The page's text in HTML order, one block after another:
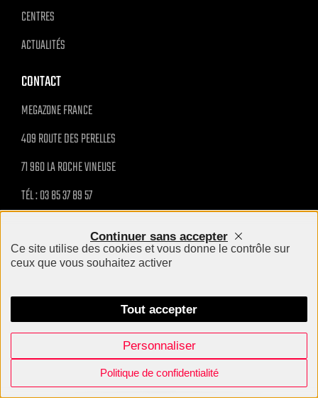
CENTRES
ACTUALITÉS
CONTACT
MEGAZONE FRANCE
409 ROUTE DES PERELLES
71 960 LA ROCHE VINEUSE
TÉL : 03 85 37 89 57
INFO PRATIQUE
Megazone - Tous droits réservés 2024
Création site internet Agence BWA
Ce site utilise des cookies et vous donne le contrôle sur
ceux que vous souhaitez activer
Tout accepter
Continuer sans accepter
Personnaliser
Politique de confidentialité